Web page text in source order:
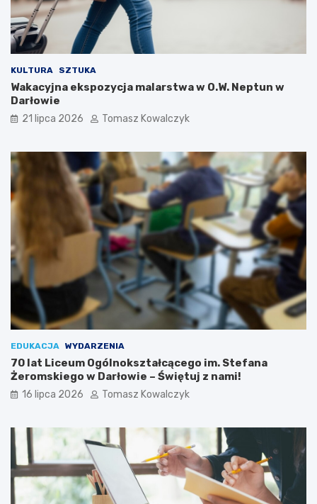
KULTURA SZTUKA
Wakacyjna ekspozycja malarstwa w O.W. Neptun w
Darłowie
21 lipca 2026 Tomasz Kowalczyk
EDUKACJA WYDARZENIA
70 lat Liceum Ogólnokształcącego im. Stefana
Żeromskiego w Darłowie – Świętuj z nami!
16 lipca 2026 Tomasz Kowalczyk